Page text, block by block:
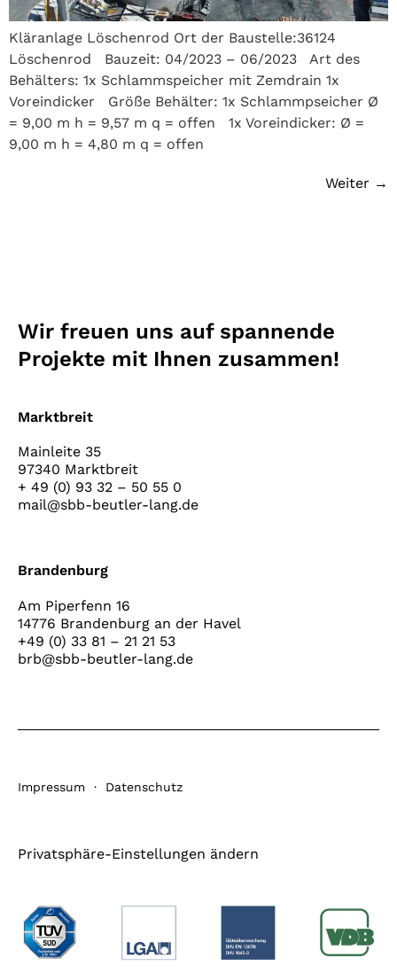
Kläranlage Löschenrod Ort der Baustelle:36124
Löschenrod Bauzeit: 04/2023 – 06/2023 Art des
Behälters: 1x Schlammspeicher mit Zemdrain 1x
Voreindicker Größe Behälter: 1x Schlammpseicher Ø
= 9,00 m h = 9,57 m q = offen 1x Voreindicker: Ø =
9,00 m h = 4,80 m q = offen
Weiter →
Wir freuen uns auf spannende
Projekte mit Ihnen zusammen!
Marktbreit
Mainleite 35
97340 Marktbreit
+ 49 (0) 93 32 – 50 55 0
mail@sbb-beutler-lang.de
Brandenburg
Am Piperfenn 16
14776 Brandenburg an der Havel
+49 (0) 33 81 – 21 21 53
brb@sbb-beutler-lang.de
Privatsphäre-Einstellungen ändern
Impressum · Datenschutz